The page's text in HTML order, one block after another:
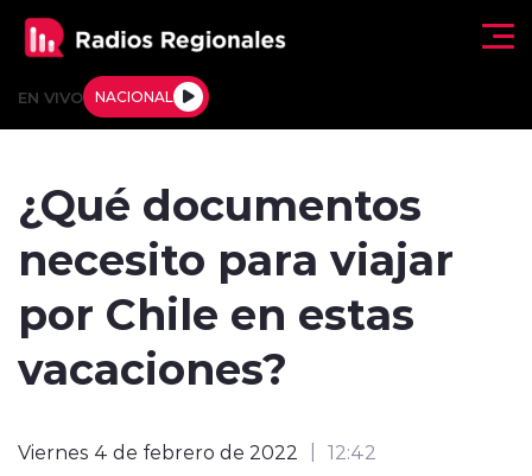
EN VIVO NACIONAL
Actualidad
Tendencias
Deportes
Regiones al Aire
¿Qué documentos
necesito para viajar
por Chile en estas
vacaciones?
Viernes 4 de febrero de 2022 12:42